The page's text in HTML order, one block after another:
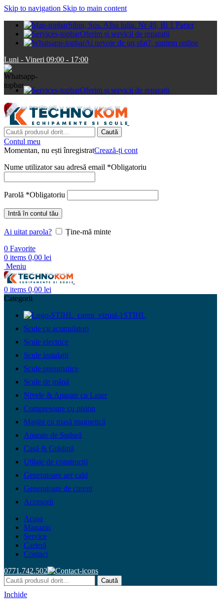
Skip to navigation Skip to main content
Sibiu, Sos. Alba Iulia. Nr 49, Bl 1 Parter
Oferim și servicii de reparații
Ai nevoie de un sfat?, suntem online
Luni - Vineri 09:00 - 17:00
Oferim și servicii de reparații
Caută
Contul meu
Momentan, nu ești înregistratCrează-ți cont
Nume utilizator sau adresă email *Obligatoriu
Parolă *Obligatoriu
Intră în contul tău
Ai uitat parola?
Ține-mă minte
0 Favorite
0 items 0,00 lei
Meniu
0 items 0,00 lei
Categorii
STIHL
Scule cu acumulatori
Scule electrice
Scule instalații
Scule pneumatice
Scule de mână
Nivele & Aparate cu Laser
Compresoare cu piston
Mașini cu masă magnetică
Aparate de Sudură
Casă & Grădină
Utilaje de construcții
Generatoare aer cald
Generatoare de curent
Accesorii
Acasa
Magazin
Service
Carieră
Contact
0771.742.502
Caută
Inchide